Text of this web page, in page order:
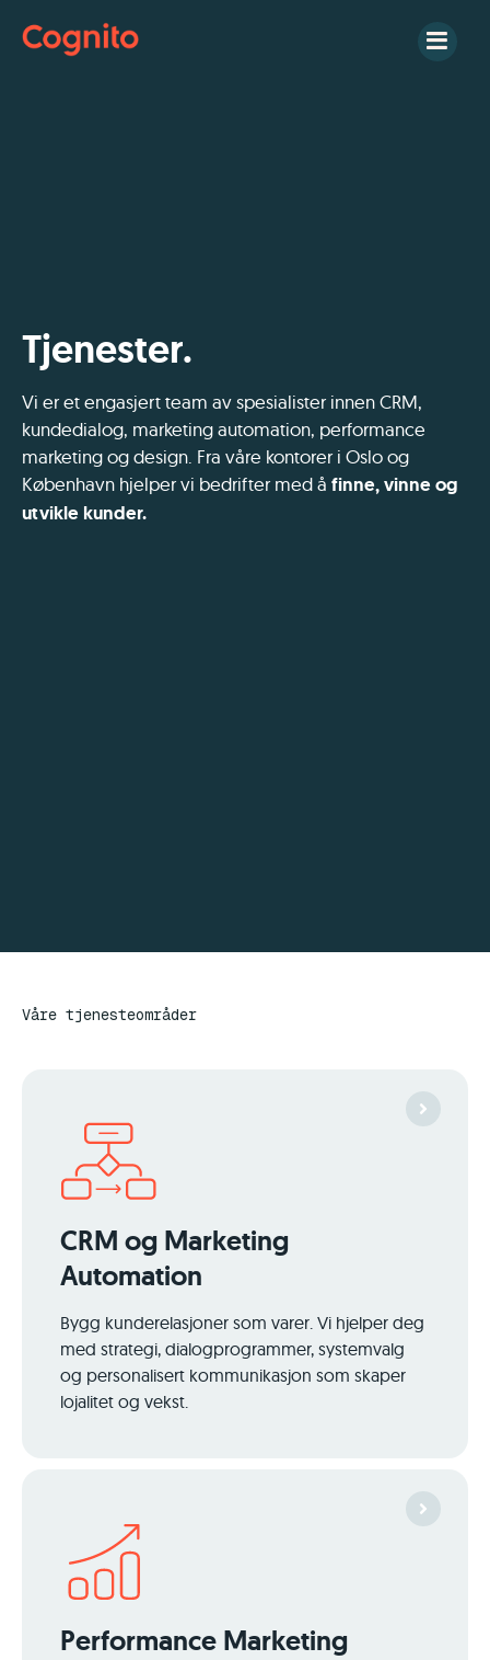
Tjenester.
Vi er et engasjert team av spesialister innen CRM,
kundedialog, marketing automation, performance
marketing og design. Fra våre kontorer i Oslo og
København hjelper vi bedrifter med å finne, vinne og
utvikle kunder.
Våre tjenesteområder
CRM og Marketing
Automation
Bygg kunderelasjoner som varer. Vi hjelper deg
med strategi, dialogprogrammer, systemvalg
og personalisert kommunikasjon som skaper
lojalitet og vekst.
Performance Marketing